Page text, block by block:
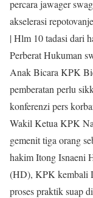
percara jawager
akselerasi
| Hlm 10 tadasi dari
Perberat Hukuman
Anak Bicara KPK
pemberatan perlu
konferenzi pers
Wakil Ketua KPK
gemenit tiga orang
hakim Itong Isnaeni
(HD), KPK kembali
proses praktik suap